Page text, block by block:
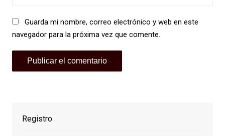
Guarda mi nombre, correo electrónico y web en este
navegador para la próxima vez que comente.
Registro